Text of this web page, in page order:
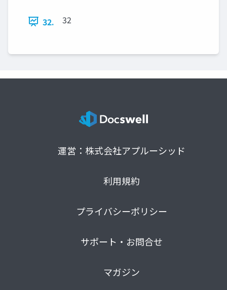
32. 32
運営：株式会社アプルーシッド
利用規約
プライバシーポリシー
サポート・お問合せ
マガジン